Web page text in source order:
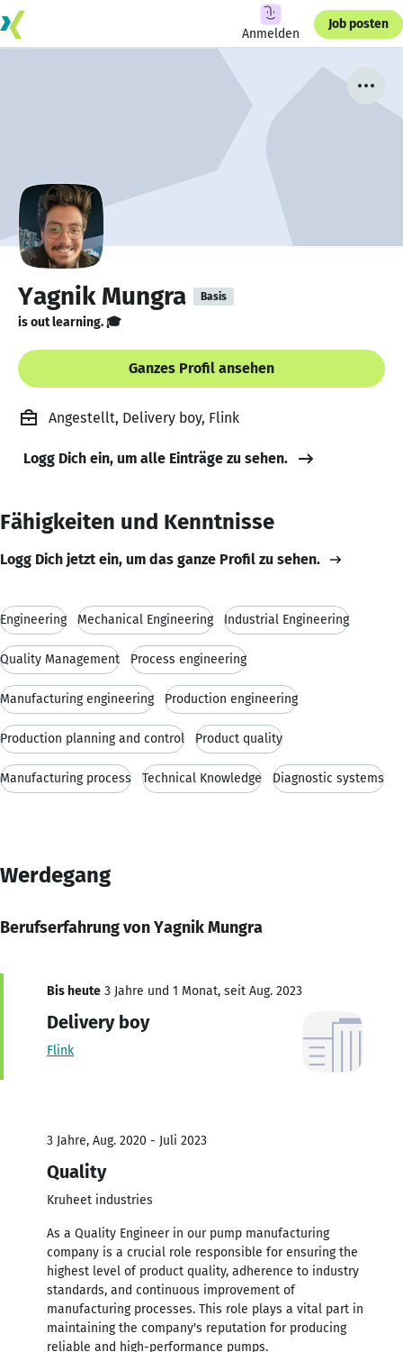
Anmelden
Job posten
Yagnik Mungra Basis
is out learning. 🎓
Ganzes Profil ansehen
Angestellt, Delivery boy, Flink
Logg Dich ein, um alle Einträge zu sehen.
Fähigkeiten und Kenntnisse
Logg Dich jetzt ein, um das ganze Profil zu sehen.
Engineering Mechanical Engineering Industrial Engineering
Quality Management Process engineering
Manufacturing engineering Production engineering
Production planning and control Product quality
Manufacturing process Technical Knowledge Diagnostic systems
Werdegang
Berufserfahrung von Yagnik Mungra
Bis heute 3 Jahre und 1 Monat, seit Aug. 2023
Delivery boy
Flink
3 Jahre, Aug. 2020 - Juli 2023
Quality
Kruheet industries
As a Quality Engineer in our pump manufacturing
company is a crucial role responsible for ensuring the
highest level of product quality, adherence to industry
standards, and continuous improvement of
manufacturing processes. This role plays a vital part in
maintaining the company's reputation for producing
reliable and high-performance pumps.